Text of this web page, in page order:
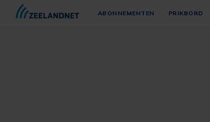
ABONNEMENTEN PRIKBORD